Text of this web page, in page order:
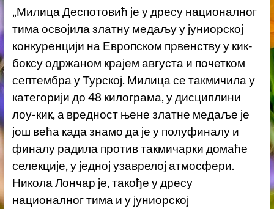
„Милица Деспотовић је у дресу националног
тима освојила златну медаљу у јуниорској
конкуренцији на Европском првенству у кик-
боксу одржаном крајем августа и почетком
септембра у Турској. Милица се такмичила у
категорији до 48 килограма, у дисциплини
лоу-кик, а вредност њене златне медаље је
још већа када знамо да је у полуфиналу и
финалу радила против такмичарки домаће
селекције, у једној узаврелој атмосфери.
Никола Лончар је, такође у дресу
националног тима и у јуниорској